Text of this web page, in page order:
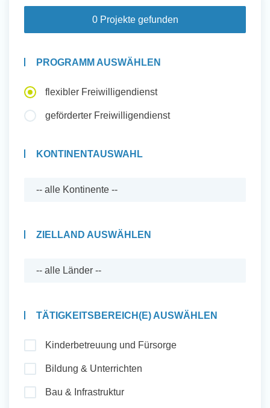
Auslandserfahrung Sammeln
und Sozial Engagieren
Initiativbewerbung
Auslandserfahrung Sammeln
Initiativbewerbung
0 Projekte gefunden
PROGRAMM AUSWÄHLEN
flexibler Freiwilligendienst
geförderter Freiwilligendienst
KONTINENTAUSWAHL
ZIELLAND AUSWÄHLEN
TÄTIGKEITSBEREICH(E) AUSWÄHLEN
Kinderbetreuung und Fürsorge
Bildung & Unterrichten
Bau & Infrastruktur